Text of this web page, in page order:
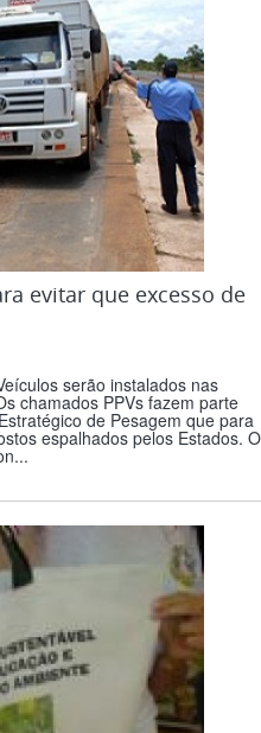
evitar que excesso de
serão instalados nas
chamados PPVs fazem parte
de Pesagem que para
espalhados pelos Estados. O